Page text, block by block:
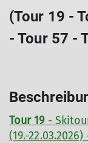
(Tour 19 -
- Tour 57 -
Tour 19 -
(19.-